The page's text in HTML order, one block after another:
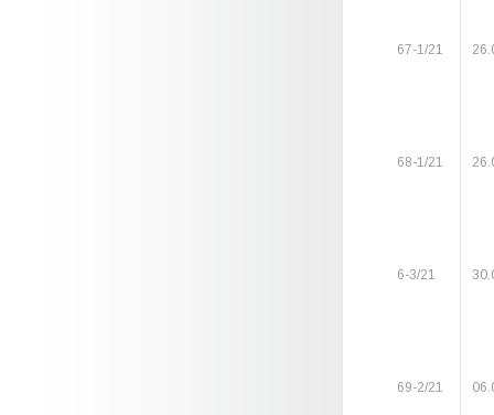
67-1/21
68-1/21
6-3/21
69-2/21